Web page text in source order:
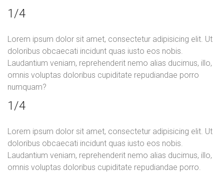
1/4
Lorem ipsum dolor sit amet, consectetur adipisicing elit. Ut
doloribus obcaecati incidunt quas iusto eos nobis.
Laudantium veniam, reprehenderit nemo alias ducimus, illo,
omnis voluptas doloribus cupiditate repudiandae porro
numquam?
1/4
Lorem ipsum dolor sit amet, consectetur adipisicing elit. Ut
doloribus obcaecati incidunt quas iusto eos nobis.
Laudantium veniam, reprehenderit nemo alias ducimus, illo,
omnis voluptas doloribus cupiditate repudiandae porro.